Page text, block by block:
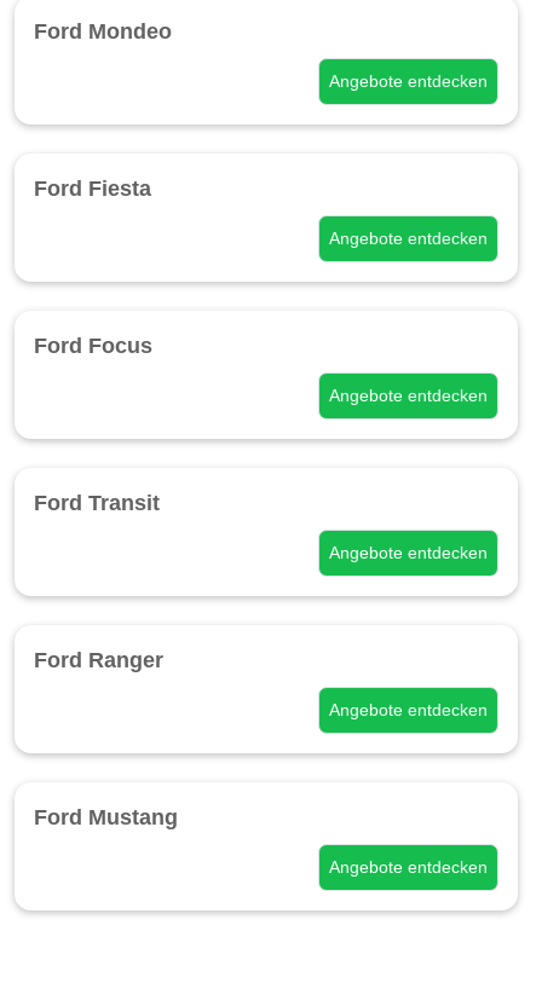
Ford Mondeo
Angebote entdecken
Ford Fiesta
Angebote entdecken
Ford Focus
Angebote entdecken
Ford Transit
Angebote entdecken
Ford Ranger
Angebote entdecken
Ford Mustang
Angebote entdecken